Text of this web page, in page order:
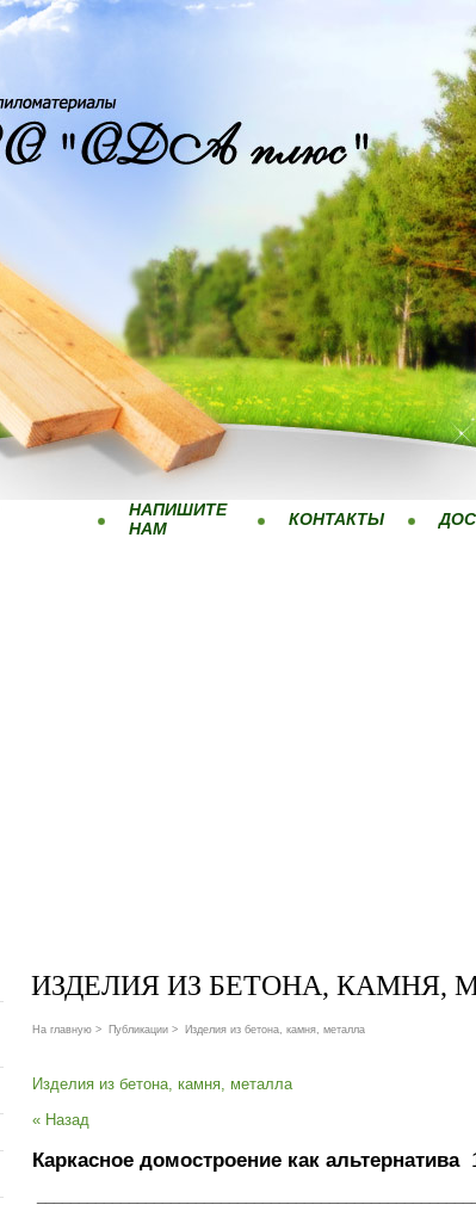
НАПИШИТЕ
НАМ
КОНТАКТЫ
ИЗДЕЛИЯ ИЗ БЕТОНА, КАМНЯ,
На главную > Публикации > Изделия из бетона, камня, металла
Изделия из бетона, камня, металла
« Назад
Каркасное домостроение как альтернатива